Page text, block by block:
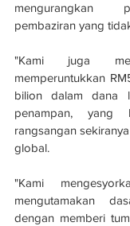
mengurangkan
pembaziran yang
"Kami juga
memperuntukkan
bilion dalam dana
penampan, yang
rangsangan
global.
"Kami
mengutamakan
dengan memberi